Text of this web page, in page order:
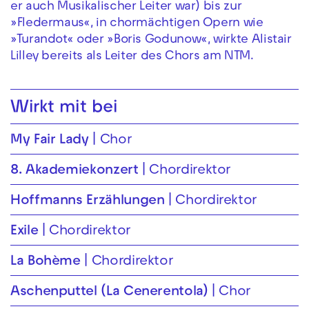
er auch Musikalischer Leiter war) bis zur
»Fledermaus«, in chormächtigen Opern wie
»Turandot« oder »Boris Godunow«, wirkte Alistair
Lilley bereits als Leiter des Chors am NTM.
Wirkt mit bei
My Fair Lady Chor
8. Akademiekonzert Chordirektor
Hoffmanns Erzählungen Chordirektor
Exile Chordirektor
La Bohème Chordirektor
Aschenputtel (La Cenerentola) Chor